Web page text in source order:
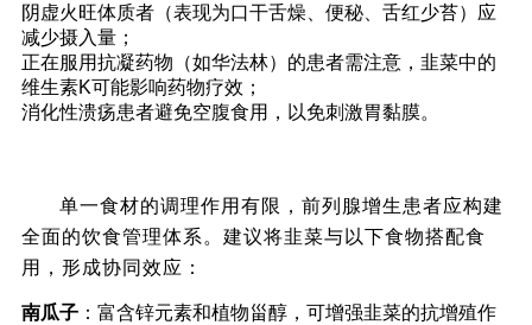
阴虚火旺体质者（表现为口干舌燥、便秘、舌红少苔）应
减少摄入量；
正在服用抗凝药物（如华法林）的患者需注意，韭菜中的
维生素K可能影响药物疗效；
消化性溃疡患者避免空腹食用，以免刺激胃黏膜。
单一食材的调理作用有限，前列腺增生患者应构建
全面的饮食管理体系。建议将韭菜与以下食物搭配食
用，形成协同效应：
南瓜子：富含锌元素和植物甾醇，可增强韭菜的抗增殖作